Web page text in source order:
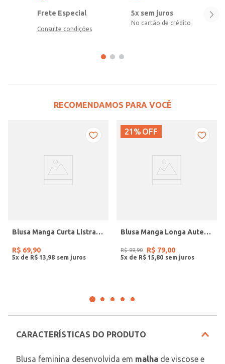
Frete Especial
Consulte condições
5x sem juros
No cartão de crédito
RECOMENDAMOS PARA VOCÊ
Blusa Manga Curta Listrada Feminina PRETO/PRETO/OFF WHITE
R$ 69,90
5x de R$ 13,98
21% OFF
Blusa Manga Longa Autentique Feminina PRETO
R$ 99,90 R$ 79,00
5x de R$ 15,80
CARACTERÍSTICAS DO PRODUTO
Blusa feminina desenvolvida em malha de viscose e